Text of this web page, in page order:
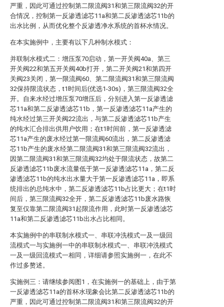
严重，因此可通过控制第二限流阀31和第三限流阀32的开
合情况，控制第一反渗透滤芯11a和第二反渗透滤芯11b的
出水比例，从而优化整个反渗透净水系统的首杯水情况。
在本实施例中，主要有以下几种制水模式：
并联制水模式二：增压泵70启动，第一开关阀40a、第三
开关阀22和第五开关阀40b打开，第二开关阀21和第四开
关阀23关闭，第一限流阀60、第二限流阀31和第三限流阀
32保持限流状态，t1时间后(优选1-30s)，第三限流阀32全
开。自来水经过增压泵70增压后，分别进入第一反渗透滤
芯11a和第二反渗透滤芯11b，第一反渗透滤芯11a产生的
纯水经过第三开关阀22流出，与第二反渗透滤芯11b产生
的纯水汇合排出供用户饮用；在t1时间前，第一反渗透滤
芯11a产生的废水经过第一限流阀60流出，第二反渗透滤
芯11b产生的废水经第二限流阀31和第三限流阀32流出，
因第二限流阀31和第三限流阀32均处于限流状态，故第二
反渗透滤芯11b废水流量低于第一反渗透滤芯11a，第二反
渗透滤芯11b的纯水出水量大于第一反渗透滤芯11a，即系
统排出的总纯水中，第二反渗透滤芯11b占比更大；在t1时
间后，第三限流阀32全开，第二反渗透滤芯11b废水路恢
复至仅靠第二限流阀31起限流作用，此时第一反渗透滤芯
11a和第二反渗透滤芯11b出水占比相同。
本实施例中的串联制水模式一、串联冲洗模式一及一级回
流模式一与实施例一中的串联制水模式一、串联冲洗模式
一及一级回流模式一相同，详细请参照实施例一，在此不
作过多赘述。
实施例三：请继续参阅图1，在实施例一的基础上，由于第
一反渗透滤芯11a的首杯水现象会比第二反渗透滤芯11b的
严重，因此可通过控制第二限流阀31和第三限流阀32的开